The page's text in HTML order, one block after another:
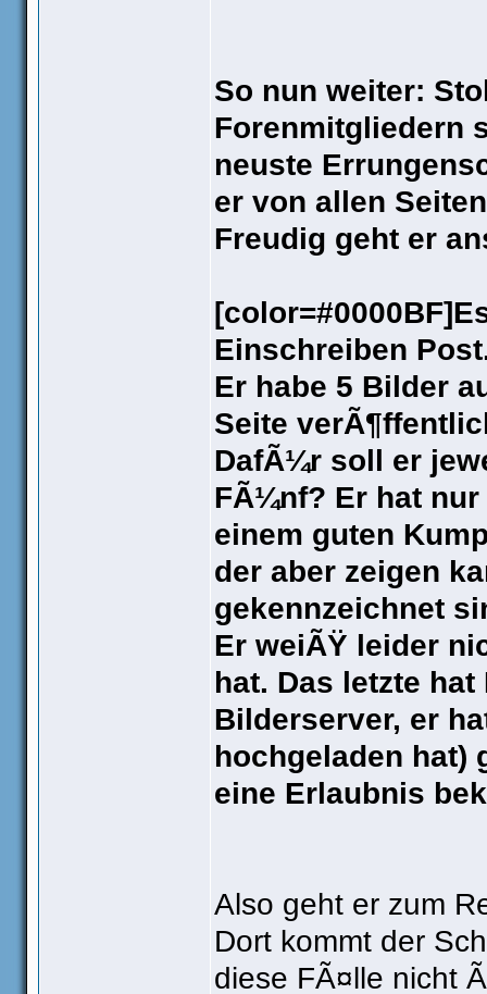
So nun weiter:
Forenmitgliedern
neuste
er von allen
Freudig geht er
Einschreiben
Er habe 5 Bilder
Seite
DafÃ¼r soll er
FÃ¼nf? Er hat
einem guten
der aber zeigen
gekennzeichnet
Er weiÃŸ leider
hat. Das letzte
Bilderserver, er
hochgeladen hat)
eine Erlaubnis
Also geht er zum
Dort kommt der
diese FÃ¤lle nicht